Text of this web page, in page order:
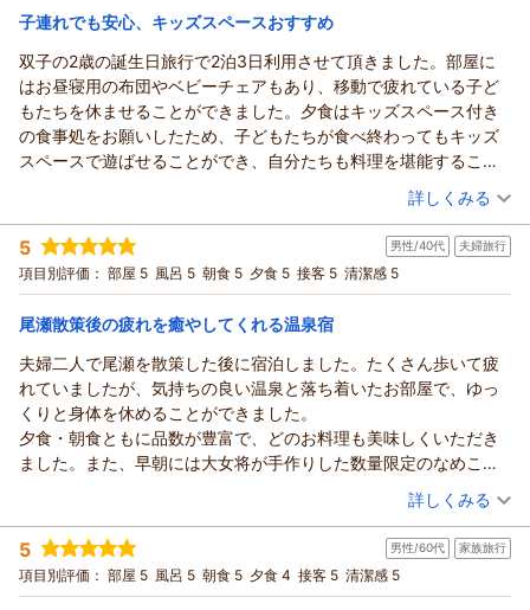
宿泊価格帯： 19,001～20,000円(大人一人あたり/税込)
【ホテル松本楼】やさしさとふれあいの温泉宿からの返信
ししょー様
先日も伊香保温泉の数ある旅館の中より
ホテル松本楼をお選び頂きまして
誠にありがとうございました。
小さなお子様からお年を召された
お客様まで、ご家族そろっての楽しい
ひとときをお過ごしいただけますよう、
お食事やお風呂などにも心を配っております。
スタッフの対応をお褒め頂き「 従業員の皆さんの
子供連れでも安心して楽しむことができました。」
との有り難いお言葉、本当にありがとうございます。
「次回もまた是非利用させて頂きたいと思います。」
次回もより一層ししょー様にお喜び頂ける様
日々研鑽し取り組んで参ります。
須長 政
幸
（返信日：2026/08/03）
子連れでも安心、キッズスペースおすすめ
双子の2歳の誕生日旅行で2泊3日利用させて頂きました。部屋に
はお昼寝用の布団やベビーチェアもあり、移動で疲れている子ど
もたちを休ませることができました。夕食はキッズスペース付き
の食事処をお願いしたため、子どもたちが食べ終わってもキッズ
スペースで遊ばせることができ、自分たちも料理を堪能すること
ができました。朝食のバイキングでもスタッフの方が丁寧にケア
をしてくださり、安心して朝食を食べることができました。料理
もとてもおいしかったです。雨が降っていたのであまり観光はで
きませんでしたが、絵本を借りられるキッズルームがあり、子ど
もたちは楽しんで遊んでいたのでとてもよかったです。今回、貸
で、子どもたちと一緒にゆっくり楽しみながら温泉に入ることが
できました。ベビー用のボディーソープやシャンプーもあり、と
ても助かりました。（普段は、いろいろと持ち歩いており、地味
に荷物が増えるので・・・）。子供たちが寝た後は、私たち親は
交代で大浴場に行きましたが、大浴場もとても気持ちよかったで
す。さらに、大浴場にベビーベッドや赤ちゃん用の椅子やベビー
に入りたいと思いました。足湯にも入らせて頂きましたが、子ど
もと一緒に足湯に入ろうとしたときにスタッフの方が「タオルあ
りますか？」とタオルを持ってきていただき、とても嬉しかった
です。双子のお子さんをお持ちだという受付の方も子どもたちに
（投稿日：2026/07/28）
宿泊時期： 2026年07月宿泊 (子連れ旅行)
投稿者： Sさん(男性/40代)
宿泊プラン： 【キッズスペース付き食事会場確約】【夕食17:30～】3歳以下
のお子様がいるご家族（4名様以内）限定
和室 朝・夕
宿泊価格帯： 23,001～24,000円(大人一人あたり/税込)
【ホテル松本楼】やさしさとふれあいの温泉宿からの返信
ｓ 様
双子のお子様の誕生日旅行に伊香保温泉の
ホテル松本楼をお選び頂きまして
誠にありがとうございました
朝食バイキングをお気に入り頂き「子どもたちが
食べ終わってもキッズスペースで遊ばせることができ、
自分たちも料理を堪能することができました。
朝食のバイキングでもスタッフの方が丁寧に
詳しくみる
5 男性/40代 夫婦旅行
項目別評価： 部屋 5 風呂 5 朝食 5 夕食 5 接客 5 清潔感 5
尾瀬散策後の疲れを癒やしてくれる温泉宿
夫婦二人で尾瀬を散策した後に宿泊しました。たくさん歩いて疲
れていましたが、気持ちの良い温泉と落ち着いたお部屋で、ゆっ
くりと身体を休めることができました。
夕食・朝食ともに品数が豊富で、どのお料理も美味しくいただき
ました。また、早朝には大女将が手作りした数量限定のなめこ汁
を振る舞ってくださり、温かくてとても美味しく、朝から心まで
スタッフの皆さんの対応も明るく親切で、近隣の観光地について
尋ねた際には、行き方や見どころを丁寧に教えてくださいまし
た。館内も清潔感があり、設備やサービスを考えると料金も妥当
（投稿日：2026/07/27）
宿泊時期： 2026年05月宿泊 (夫婦旅行)
投稿者： まーぼーさん
宿泊プラン： ■スタンダード会席■群馬の食材盛りだくさん♪『地産地消の旬
の恵み』 心と身体を整えるリトリート時間
和室 朝・夕
詳しくみる
5 男性/60代 家族旅行
項目別評価： 部屋 5 風呂 5 朝食 5 夕食 4 接客 5 清潔感 5